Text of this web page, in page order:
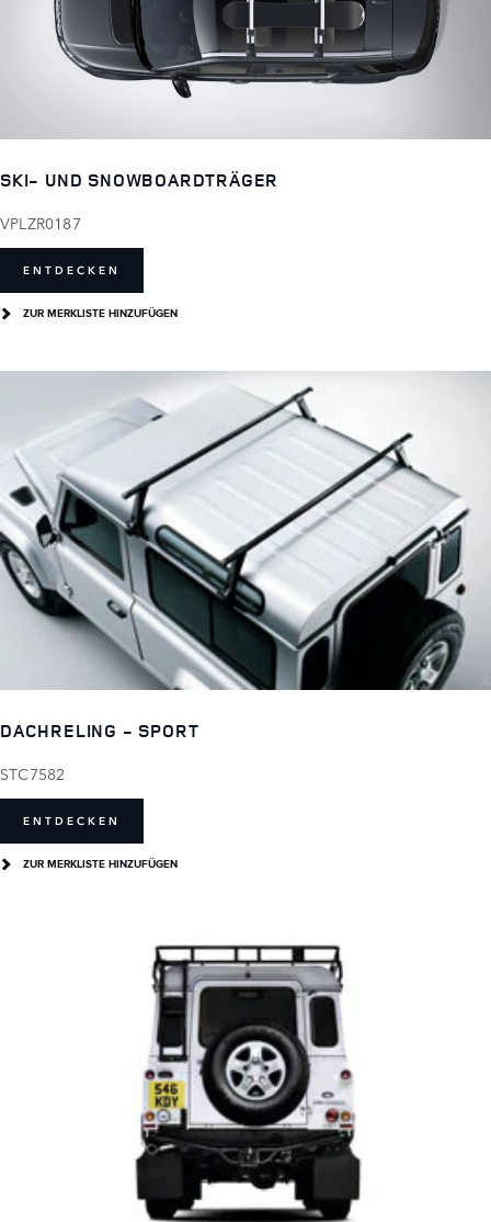
SKI- UND SNOWBOARDTRÄGER
VPLZR0187
ENTDECKEN
ZUR MERKLISTE HINZUFÜGEN
DACHRELING - SPORT
STC7582
ENTDECKEN
ZUR MERKLISTE HINZUFÜGEN